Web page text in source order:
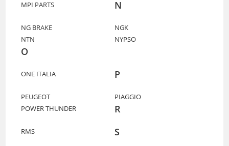
MPI PARTS
N
NG BRAKE
NGK
NTN
NYPSO
O
ONE ITALIA P
PEUGEOT
PIAGGIO
POWER THUNDER
R
RMS S